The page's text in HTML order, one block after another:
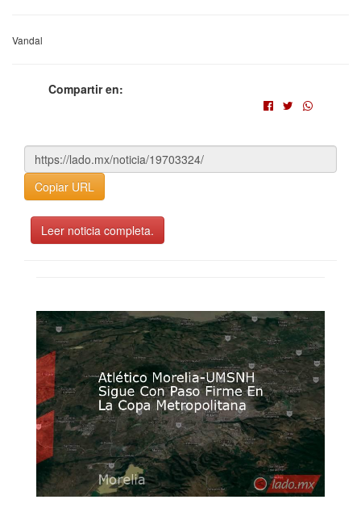
Vandal
Compartir en:
Copiar URL
Leer noticia completa.